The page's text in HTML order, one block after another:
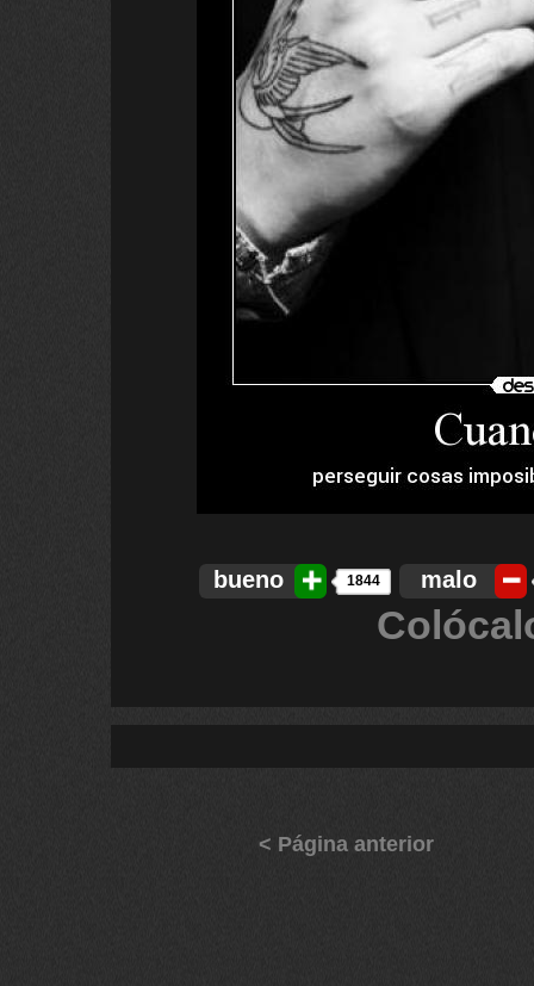
bueno 1844 malo
< Página anterior